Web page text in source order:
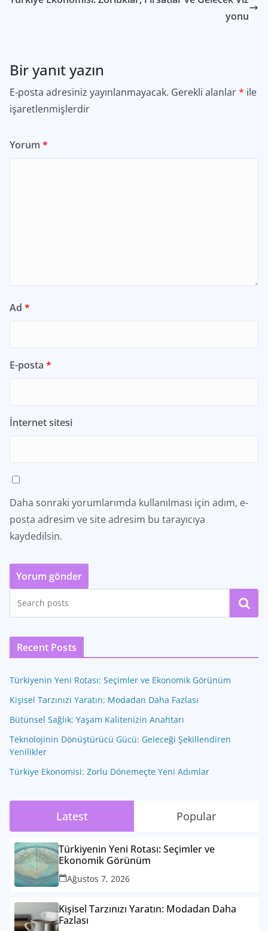
yonu
Bir yanıt yazın
E-posta adresiniz yayınlanmayacak. Gerekli alanlar* ile
işaretlenmişlerdir
Yorum *
Ad *
E-posta *
İnternet sitesi
Daha sonraki yorumlarımda kullanılması için adım, e-
posta adresim ve site adresim bu tarayıcıya
kaydedilsin.
Ara
Recent Posts
Türkiyenin Yeni Rotası: Seçimler ve Ekonomik Görünüm
Kişisel Tarzınızı Yaratın: Modadan Daha Fazlası
Bütünsel Sağlık: Yaşam Kalitenizin Anahtarı
Teknolojinin Dönüştürücü Gücü: Geleceği Şekillendiren
Yenilikler
Türkiye Ekonomisi: Zorlu Dönemeçte Yeni Adımlar
Latest Popular
Türkiyenin Yeni Rotası: Seçimler ve
Ekonomik Görünüm
Ağustos 7, 2026
Kişisel Tarzınızı Yaratın: Modadan Daha
Fazlası